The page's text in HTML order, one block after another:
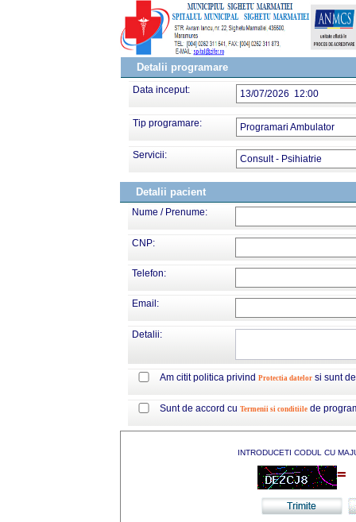
Detalii programare
Data inceput: 13/07/2026 12:00
Tip programare: Programari Ambulator
Servicii: Consult - Psihiatrie
Detalii pacient
Nume / Prenume:
CNP:
Telefon:
Email:
Detalii:
Am citit politica privind Protectia datelor si sunt
Sunt de accord cu Termenii si conditiile de
INTRODUCETI CODUL CU
=